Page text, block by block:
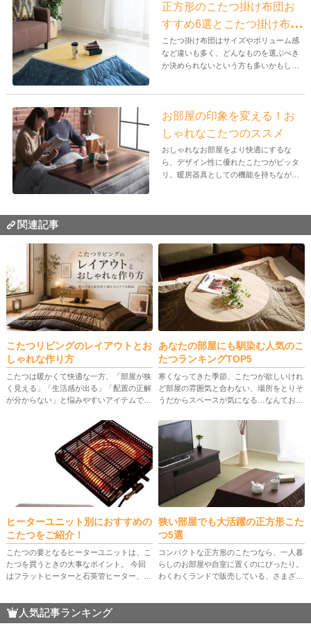
正方形のこたつ掛け布団お
すすめ6選とこたつ掛け布団
の選び方
こたつ掛け布団はサイズやボリューム感
など違いも多く、どんなものを選ぶべき
か決められないという方も多いかもしれ
お部屋の印象を変える！お
しゃれなこたつのススメ
おしゃれなお部屋をより快適にするな
ら、デザイン性に優れたこたつがピッタ
リ。暖房器具としての機能を持ちなが
関連記事
こたつリビングのレイアウトとお
しゃれな作り方
こたつは暖かくて快適な一方、「部屋が狭
く見える」「生活感が出る」「配置の正解
が分からない」と悩みやすいアイテムで
る前の決め方から、こたつテーブル・布
団・ラグの選び方、間取り別のレイア […]
あなたの部屋にも馴染む人気のこ
たつランキングTOP5
寒くなってきた季節、こたつが欲しいけれ
ど部屋の雰囲気と合わない、場所をとりそ
うだからスペースが気になる…なんてお悩
そこで今回は、デザインも機能性も大満足
できる人気のこたつランキングT […]
ヒーターユニット別におすすめの
こたつをご紹介！
こたつの要となるヒーターユニットは、こ
たつを買うときの大事なポイント。 今回
はフラットヒーターと石英管ヒーター、2
中が広々フラットヒーター折り […]
狭い部屋でも大活躍の正方形こた
つ5選
コンパクトな正方形のこたつなら、一人暮
らしのお部屋や自室に置くのにぴったり。
わくわくランドで販売している、さまざま
人気記事ランキング